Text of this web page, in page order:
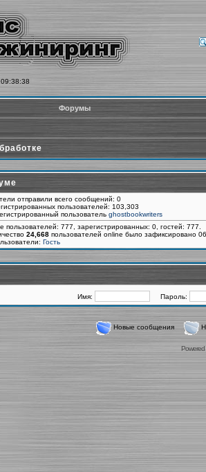
Форумы
отправили всего сообщений: 0
пользователей: 103,303
пользователь ghostbookwriters
пользователей: 777, зарегистрированных: 0, гостей:
24,668 пользователей online было зафиксировано
Гость
Имя: Пароль:
Новые сообщения